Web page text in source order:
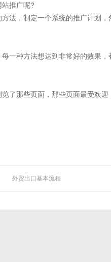
站推广呢?
法，制定一个系统的推广计划
一种方法想达到非常好的效果，
了那些页面，那些页面最受欢迎
外贸出口基本流程
术领域，
来越 多企业的首选。
电子邮箱(E-MAIL)：